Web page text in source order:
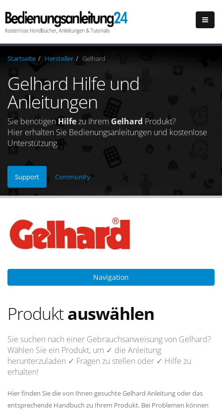
Startseite Hersteller Gelhard
Gelhard Hilfe und
Anleitungen
Sie benötigen Hilfezu Ihrem Gelhard Produkt?
Hier erhalten Sie Bedienungsanleitungen und kostenlose
Unterstützung.
Support Community
Navigation
Produktauswählen
Sie suchen nach einer Gebrauchsanweisung von Gelhard?
Wählen Sie ein Produkt, um ✓ die Anleitung
herunterzuladen ✓ Fragen zu stellen oder ✓ Hilfe zu
erhalten!
Hier finden Sie die von Ihnen gesuchte Gelhard Anleitung oder das
entsprechende Handbuch zu Ihrem Produkt. Bei Problemen können